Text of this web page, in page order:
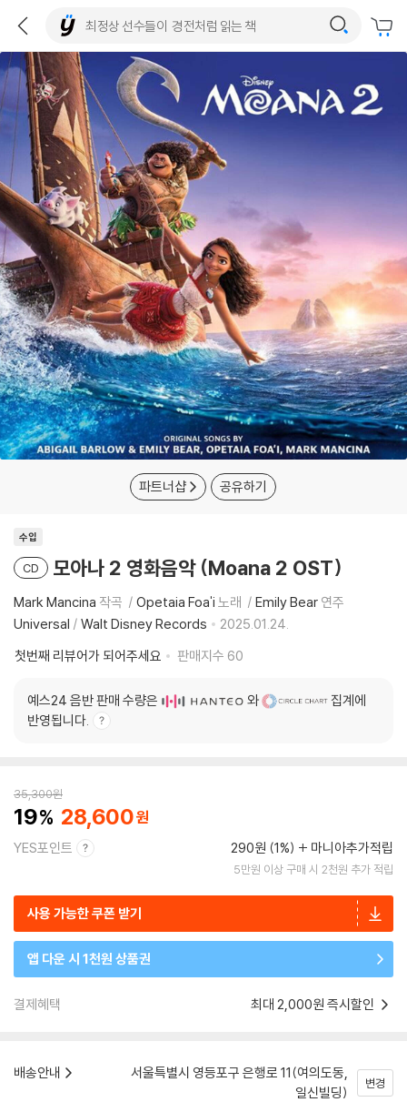
파트너샵 공유하기
수입
CD 모아나 2 영화음악 (Moana 2 OST)
Mark Mancina 작곡 Opetaia Foa'i 노래 Emily Bear 연주
Universal / Walt Disney Records
2025.01.24.
첫번째 리뷰어가 되어주세요
판매지수 60
예스24 음반 판매 수량은 와
집계에
반영됩니다.
35,300원
19 28,600
YES포인트 290원 (1%) 마니아추가적립
5만원 이상 구매 시 2천원 추가 적립
사용 가능한 쿠폰 받기
앱 다운 시 1천원 상품권
결제혜택 최대 2,000원 즉시할인
배송안내
서울특별시 영등포구 은행로 11(여의도동,
일신빌딩)
변경